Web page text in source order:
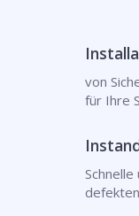
von
für Ihre